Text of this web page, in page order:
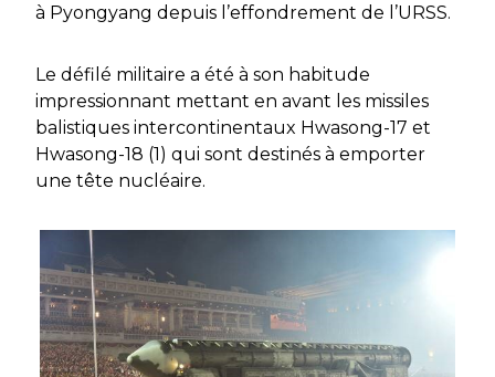
à Pyongyang depuis l’effondrement de l’URSS.
Le défilé militaire a été à son habitude
impressionnant mettant en avant les missiles
balistiques intercontinentaux Hwasong-17 et
Hwasong-18 (1) qui sont destinés à emporter
une tête nucléaire.